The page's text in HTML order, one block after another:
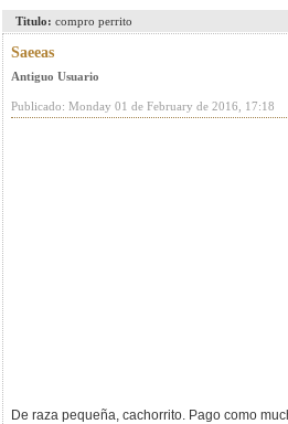
Titulo: compro perrito
Saeeas
Antiguo Usuario
Publicado: Monday 01 de February de 2016, 17:18
De raza pequeña, cachorrito. Pago como